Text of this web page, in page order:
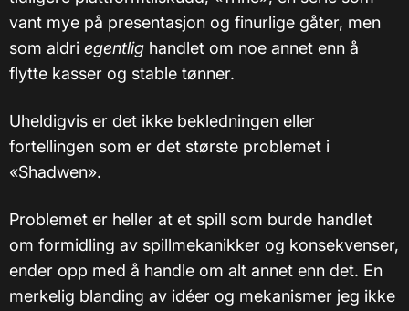
vant mye på presentasjon og finurlige gåter, men
som aldri egentlig handlet om noe annet enn å
flytte kasser og stable tønner.
Uheldigvis er det ikke bekledningen eller
fortellingen som er det største problemet i
«Shadwen».
Problemet er heller at et spill som burde handlet
om formidling av spillmekanikker og konsekvenser,
ender opp med å handle om alt annet enn det. En
merkelig blanding av idéer og mekanismer jeg ikke